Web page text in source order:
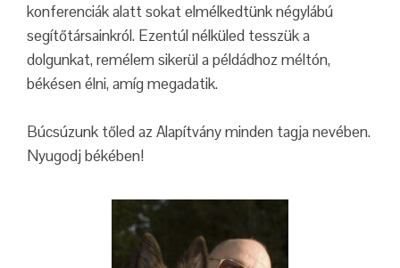
konferenciák alatt sokat elmélkedtünk négylábú
segítőtársainkról. Ezentúl nélküled tesszük a
dolgunkat, remélem sikerül a példádhoz méltón,
békésen élni, amíg megadatik.
Búcsúzunk tőled az Alapítvány minden tagja nevében.
Nyugodj békében!